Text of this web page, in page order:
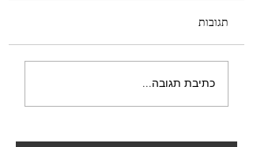
טרשת נפוצה – טיפול
תגובות
כתיבת תגובה...